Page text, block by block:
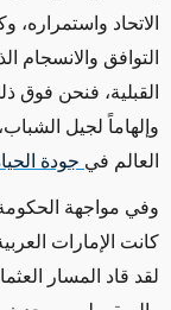
الاتحاد
التوافق والانسجام
القبلية، فنحن فوق
وإلهاماً لجيل
العالم في جودة
وفي مواجهة الحكومة
كانت الإمارات
لقد قاد المسار